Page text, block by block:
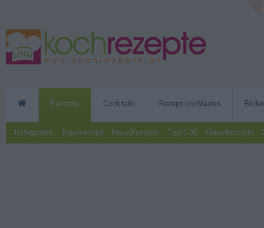
Rezepte
Kategorien Tagesrezept Neue Rezepte Top 100 Grundrezepte
Cocktails Rezept hochladen Bilder